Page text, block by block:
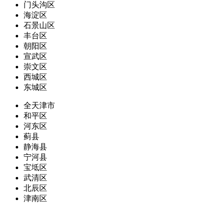
门头沟区
海淀区
石景山区
丰台区
朝阳区
宣武区
崇文区
西城区
东城区
全天津市
和平区
河东区
蓟县
静海县
宁河县
宝坻区
武清区
北辰区
津南区